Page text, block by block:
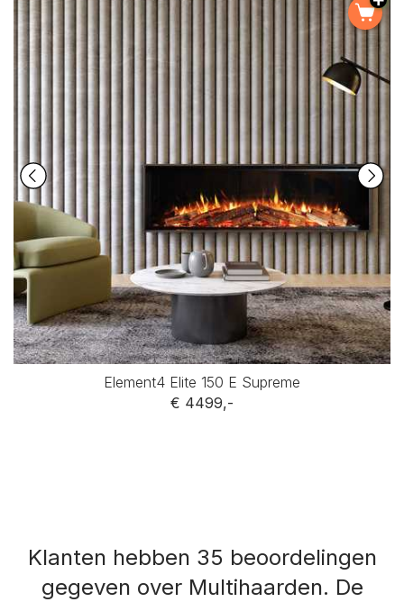
Element4 Elite 150 E Supreme
€ 4499,-
Klanten hebben 35 beoordelingen
gegeven over Multihaarden. De